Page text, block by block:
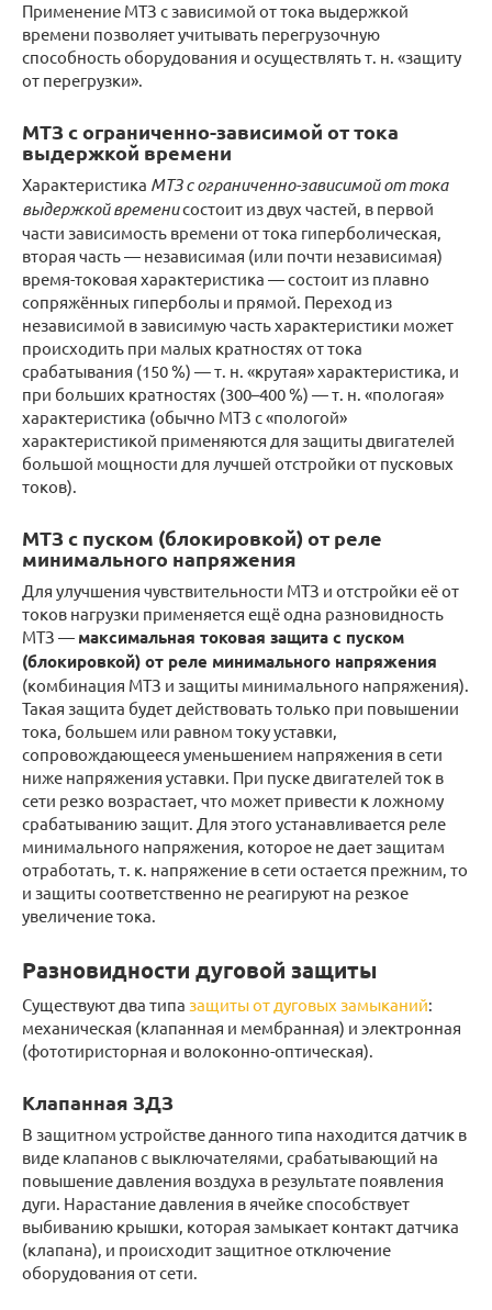
Применение МТЗ с зависимой от тока выдержкой
времени позволяет учитывать перегрузочную
способность оборудования и осуществлять т. н. «защиту
от перегрузки».
МТЗ с ограниченно-зависимой от тока
выдержкой времени
Характеристика МТЗ с ограниченно-зависимой от тока
выдержкой временисостоит из двух частей, в первой
части зависимость времени от тока гиперболическая,
вторая часть — независимая (или почти независимая)
время-токовая характеристика — состоит из плавно
сопряжённых гиперболы и прямой. Переход из
независимой в зависимую часть характеристики может
происходить при малых кратностях от тока
срабатывания (150 %) — т. н. «крутая» характеристика, и
при больших кратностях (300–400 %) — т. н. «пологая»
характеристика (обычно МТЗ с «пологой»
характеристикой применяются для защиты двигателей
большой мощности для лучшей отстройки от пусковых
токов).
МТЗ с пуском (блокировкой) от реле
минимального напряжения
Для улучшения чувствительности МТЗ и отстройки её от
токов нагрузки применяется ещё одна разновидность
МТЗ — максимальная токовая защита с пуском
(блокировкой) от реле минимального напряжения
(комбинация МТЗ и защиты минимального напряжения).
Такая защита будет действовать только при повышении
тока, большем или равном току уставки,
сопровождающееся уменьшением напряжения в сети
ниже напряжения уставки. При пуске двигателей ток в
сети резко возрастает, что может привести к ложному
срабатыванию защит. Для этого устанавливается реле
минимального напряжения, которое не дает защитам
отработать, т. к. напряжение в сети остается прежним, то
и защиты соответственно не реагируют на резкое
увеличение тока.
Разновидности дуговой защиты
Существуют два типа защиты от дуговых замыканий:
механическая (клапанная и мембранная) и электронная
(фототиристорная и волоконно-оптическая).
Клапанная ЗДЗ
В защитном устройстве данного типа находится датчик в
виде клапанов с выключателями, срабатывающий на
повышение давления воздуха в результате появления
дуги. Нарастание давления в ячейке способствует
выбиванию крышки, которая замыкает контакт датчика
(клапана), и происходит защитное отключение
оборудования от сети.